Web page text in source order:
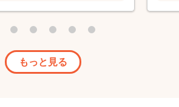
したら、ぜひよろしくお願いし
もっと見る